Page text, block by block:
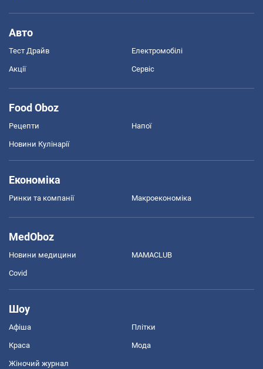
Авто
Тест Драйв Електромобілі
Акції Сервіс
Food Oboz
Рецепти Напої
Новини Кулінарії
Економіка
Ринки та компанії Макроекономіка
MedOboz
Новини медицини MAMACLUB
Covid
Шоу
Афіша Плітки
Краса Мода
Жіночий журнал